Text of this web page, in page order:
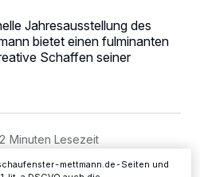
Jahresausstellung des
bietet einen fulminanten
Schaffen seiner
2 Minuten Lesezeit
Auswahl von OK aktivieren Sie
„Wir und unsere Partner
bereitzustellen“ aufgeführten
sind, sind manche Inhalte und
mehr so relevant für Sie. Sie können
Datenschutzerklärung.
mettmann.de-Seiten und